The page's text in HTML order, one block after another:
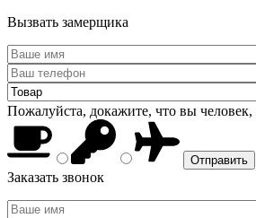
Вызвать замерщика
Пожалуйста, докажите, что вы человек,
Заказать звонок